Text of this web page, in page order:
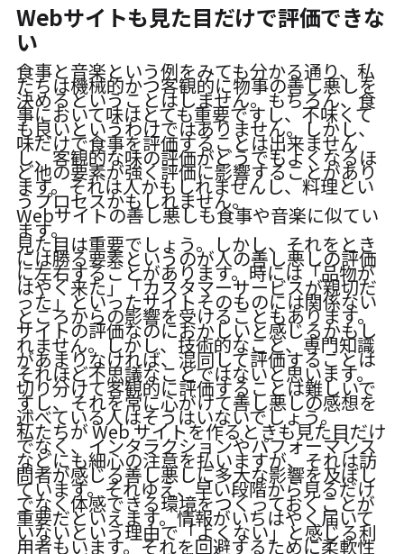
Webサイトも見た目だけで評価できな
い
食事と音楽という例をみても分かる通り、私
たちは機械的かつ客観的に物事の善し悪しを
決めるということはしません。もちろん、食
事において味はとても重要ですし、不味くて
も良いというわけではありません。しかし、
味だけで食事を評価することは出来ません
し、客観的な味の評価がどうでもよくなるほ
ど他の要素が強く評価に影響することがあり
ます。それは人かもしれませんし、料理とい
うプロセスかもしれません。
Webサイトの善し悪しも食事や音楽に似てい
ます。
見た目は重要でしょう。しかし、それをとき
には勝る要素というのが人の善し悪しの評価
に左右することがあります。時には「品物が
はやく来た」「カスタマーサービスが親切だ
った」といったサイトそのものには関係ない
ところからの影響を受けることもあります。
サイトの評価なのにおかしいと感じるかもし
れません。しかし、技術的なこと、専門知識
があまりなければ、混同して評価することは
それほど不思議なことではないと思います。
切り分けて客観的に評価することは難しいで
すし、それを常に心がけて善し悪しの感想を
述べている人はそうはいないでしょう。
私たちが Web サイトを作るときも見た目だけ
でなく、インタラクションやパフォーマンス
などにも細心の注意を払いますが、それは訪
問者が感じる善し悪しに多大な影響を及ぼし
ています。それゆえ、早い段階から見るだけ
でなく体感できる環境をつくっておくことが
重要だといえます。情報がいちはやく届いて
いないという理由で「よくない」と感じる利
用者もいます。それを回避するために柔軟性